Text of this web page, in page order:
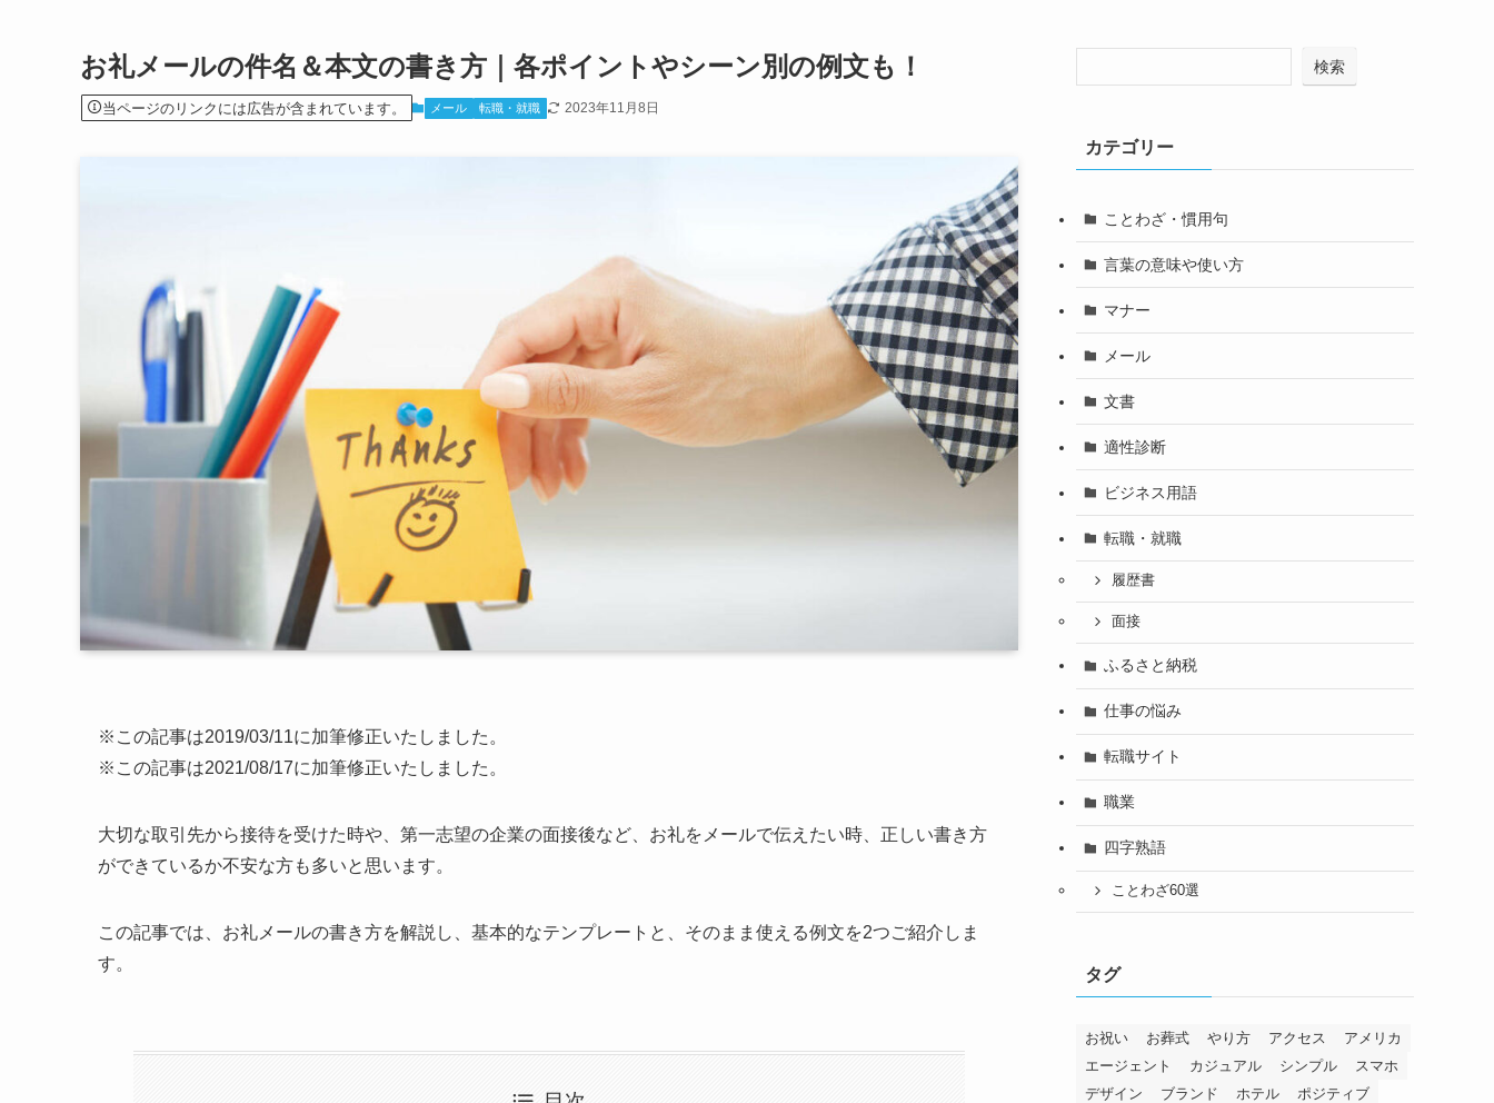
お礼メールの件名＆本文の書き方｜各ポイントやシーン別の例文も！
当ページのリンクには広告が含まれています。 メール 転職・就職 2023年11月8日
※この記事は2019/03/11に加筆修正いたしました。
※この記事は2021/08/17に加筆修正いたしました。
大切な取引先から接待を受けた時や、第一志望の企業の面接後など、お礼をメールで伝えたい時、正しい書き方
ができているか不安な方も多いと思います。
この記事では、お礼メールの書き方を解説し、基本的なテンプレートと、そのまま使える例文を2つご紹介しま
す。
検索
カテゴリー
ことわざ・慣用句
言葉の意味や使い方
マナー
メール
文書
適性診断
ビジネス用語
転職・就職
履歴書
面接
ふるさと納税
仕事の悩み
転職サイト
職業
四字熟語
ことわざ60選
タグ
お祝い お葬式 やり方 アクセス
アメリカ
エージェント
カジュアル シンプル
スマホ
デザイン
ブランド ホテル
ポジティブ